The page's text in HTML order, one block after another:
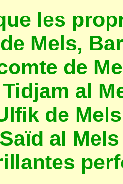
les
Mels,
de
al
de
al